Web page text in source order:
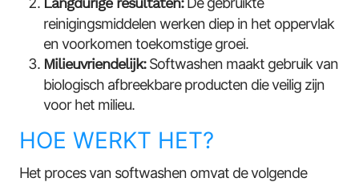
Langdurige resultaten:
reinigingsmiddelen werken diep in het oppervlak
en voorkomen toekomstige groei.
Milieuvriendelijk:Softwashen maakt gebruik van
biologisch afbreekbare producten die veilig zijn
voor het milieu.
HOE WERKT HET?
Het proces van softwashen omvat de volgende